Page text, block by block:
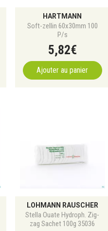
HARTMANN
Soft-zellin 60x30mm 100
P/s
5,82€
Ajouter au panier
LOHMANN RAUSCHER
Stella Ouate Hydroph. Zig-
zag Sachet 100g 35036